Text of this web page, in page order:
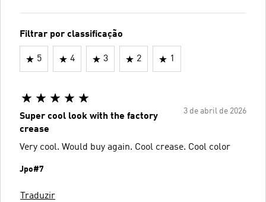
Filtrar por classificação
5 4 3 2 1
3 de abril de 2026
Super cool look with the factory
crease
Very cool. Would buy again. Cool crease. Cool color
Jpo#7
Traduzir